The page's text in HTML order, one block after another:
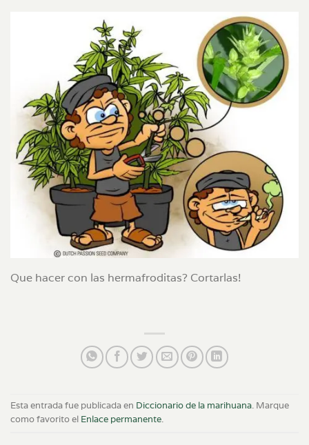
Que hacer con las hermafroditas? Cortarlas!
Esta entrada fue publicada en Diccionario de la marihuana. Marque
como favorito el Enlace permanente.